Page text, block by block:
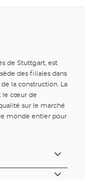
de Stuttgart, est
des filiales dans
la construction. La
le cœur de
sur le marché
monde entier pour